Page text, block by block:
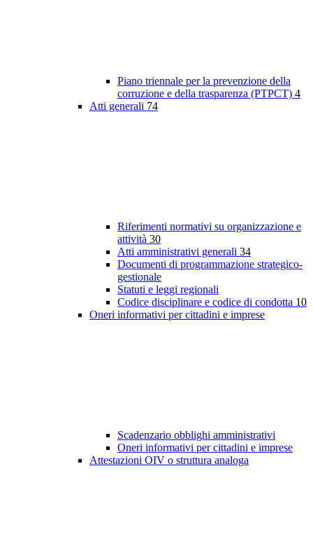
Piano triennale per la prevenzione della
corruzione e della trasparenza (PTPCT) 4
Atti generali 74
Riferimenti normativi su organizzazione e
attività 30
Atti amministrativi generali 34
Documenti di programmazione strategico-
gestionale
Statuti e leggi regionali
Codice disciplinare e codice di condotta 10
Oneri informativi per cittadini e imprese
Scadenzario obblighi amministrativi
Oneri informativi per cittadini e imprese
Attestazioni OIV o struttura analoga